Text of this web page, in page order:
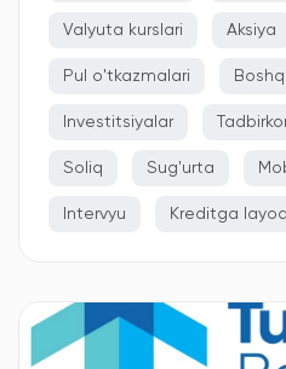
Valyuta kurslari Aksiya
Pul o'tkazmalari
Investitsiyalar
Soliq Sug'urta
Intervyu Kreditga